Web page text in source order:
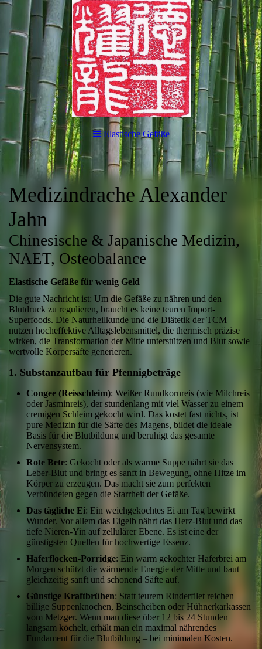
Elastische Gefäße
Medizindrache Alexander
Jahn
Chinesische & Japanische Medizin,
NAET, Osteobalance
Elastische Gefäße für wenig Geld
Die gute Nachricht ist: Um die Gefäße zu nähren und den
Blutdruck zu regulieren, braucht es keine teuren Import-
Superfoods. Die Naturheilkunde und die Diätetik der TCM
nutzen hocheffektive Alltagslebensmittel, die thermisch präzise
wirken, die Transformation der Mitte unterstützen und Blut sowie
wertvolle Körpersäfte generieren.
1. Substanzaufbau für Pfennigbeträge
Congee (Reisschleim): Weißer Rundkornreis (wie Milchreis
oder Jasminreis), der stundenlang mit viel Wasser zu einem
cremigen Schleim gekocht wird. Das kostet fast nichts, ist
pure Medizin für die Säfte des Magens, bildet die ideale
Basis für die Blutbildung und beruhigt das gesamte
Nervensystem.
Rote Bete: Gekocht oder als warme Suppe nährt sie das
Leber-Blut und bringt es sanft in Bewegung, ohne Hitze im
Körper zu erzeugen. Das macht sie zum perfekten
Verbündeten gegen die Starrheit der Gefäße.
Das tägliche Ei: Ein weichgekochtes Ei am Tag bewirkt
Wunder. Vor allem das Eigelb nährt das Herz-Blut und das
tiefe Nieren-Yin auf zellulärer Ebene. Es ist eine der
günstigsten Quellen für hochwertige Essenz.
Haferflocken-Porridge: Ein warm gekochter Haferbrei am
Morgen schützt die wärmende Energie der Mitte und baut
gleichzeitig sanft und schonend Säfte auf.
Günstige Kraftbrühen: Statt teurem Rinderfilet reichen
billige Suppenknochen, Beinscheiben oder Hühnerkarkassen
vom Metzger. Wenn man diese über 12 bis 24 Stunden
langsam köchelt, erhält man ein maximal nährendes
Fundament für die Blutbildung – bei minimalen Kosten.